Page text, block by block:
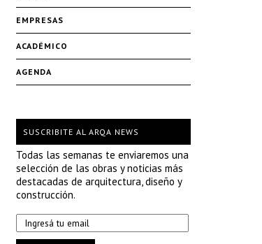
EMPRESAS
ACADÉMICO
AGENDA
SUSCRIBITE AL ARQA NEWS
Todas las semanas te enviaremos una
selección de las obras y noticias más
destacadas de arquitectura, diseño y
construcción.